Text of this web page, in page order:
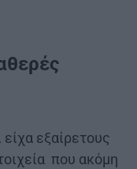
είχα εξαίρετους
που ακόμη